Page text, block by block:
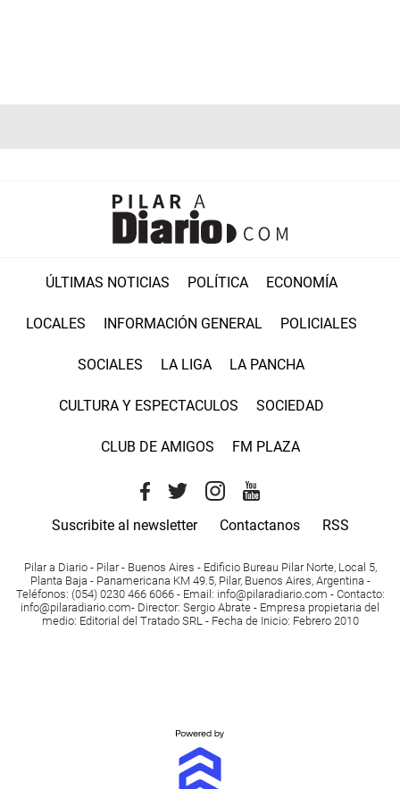
ÚLTIMAS NOTICIAS POLÍTICA ECONOMÍA
LOCALES INFORMACIÓN GENERAL POLICIALES
SOCIALES LA LIGA LA PANCHA
CULTURA Y ESPECTACULOS SOCIEDAD
CLUB DE AMIGOS FM PLAZA
Suscribite al newsletter Contactanos RSS
Pilar a Diario - Pilar - Buenos Aires - Edificio Bureau Pilar Norte, Local 5,
Planta Baja - Panamericana KM 49.5, Pilar, Buenos Aires, Argentina -
Teléfonos: (054) 0230 466 6066 - Email : info@pilaradiario.com - Contacto:
info@pilaradiario.com- Director: Sergio Abrate - Empresa propietaria del
medio: Editorial del Tratado SRL - Fecha de Inicio: Febrero 2010